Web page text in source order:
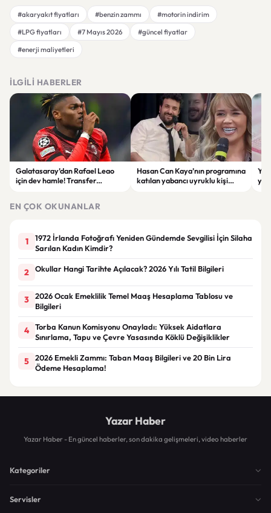
#akaryakıt fiyatları #benzin zammı
#motorin indirim
#LPG fiyatları
#7 Mayıs 2026
#güncel fiyatlar
#enerji maliyetleri
İLGILI HABERLER
Galatasaray’dan Rafael Leao
için dev hamle! Transfer
Hasan Can Kaya’nın programına
katılan yabancı uyruklu kişi
EN ÇOK OKUNANLAR
1
1972 İrlanda Fotoğrafı Yeniden Gündemde Sevgilisi İçin Silaha
Sarılan Kadın Kimdir?
2 Okullar Hangi Tarihte Açılacak? 2026 Yılı Tatil Bilgileri
3
2026 Ocak Emeklilik Temel Maaş Hesaplama Tablosu ve
Bilgileri
4
Torba Kanun Komisyonu Onayladı: Yüksek Aidatlara
Sınırlama, Tapu ve Çevre Yasasında Köklü Değişiklikler
5
2026 Emekli Zammı: Taban Maaş Bilgileri ve 20 Bin Lira
Ödeme Hesaplama!
Yazar Haber
Yazar Haber - En güncel haberler, son dakika gelişmeleri, video haberler
Kategoriler
Servisler